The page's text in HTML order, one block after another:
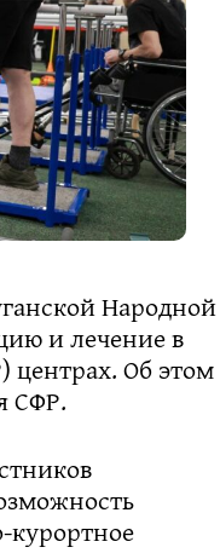
Народной
и лечение в
центрах. Об этом
СФР.